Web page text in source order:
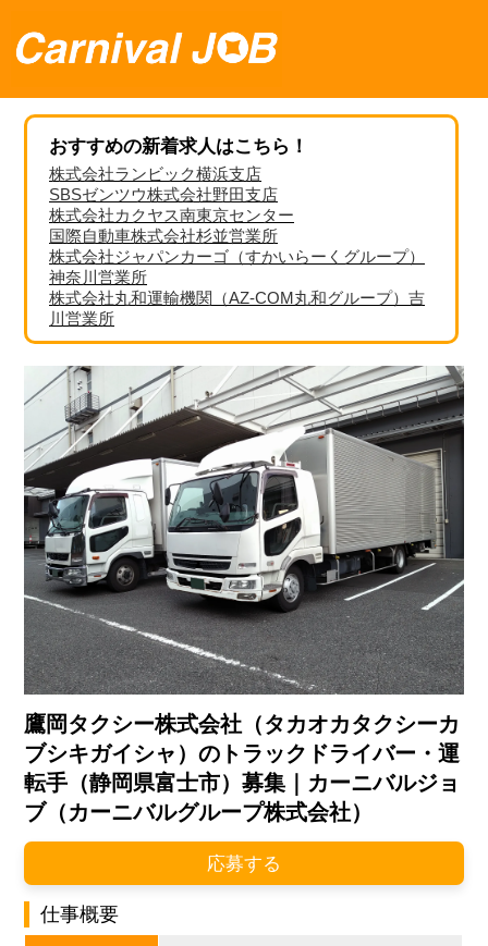
おすすめの新着求人はこちら！
株式会社ランビック横浜支店
SBSゼンツウ株式会社野田支店
株式会社カクヤス南東京センター
国際自動車株式会社杉並営業所
株式会社ジャパンカーゴ（すかいらーくグループ）
神奈川営業所
株式会社丸和運輸機関（AZ-COM丸和グループ）吉
川営業所
鷹岡タクシー株式会社（タカオカタクシーカ
ブシキガイシャ）のトラックドライバー・運
転手（静岡県富士市）募集｜カーニバルジョ
ブ（カーニバルグループ株式会社）
応募する
仕事概要